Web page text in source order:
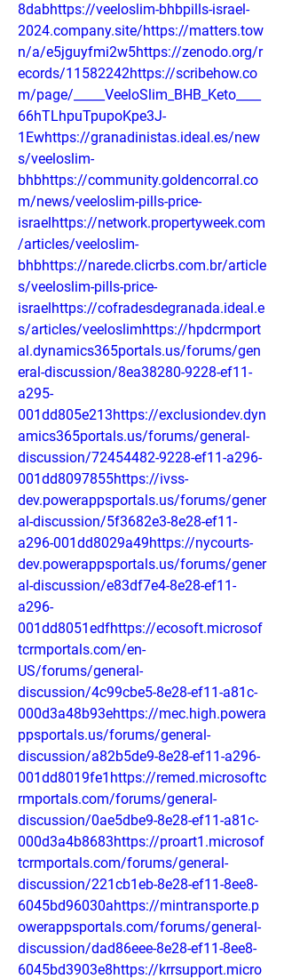
8dabhttps://veeloslim-bhbpills-israel-
2024.company.site/https://matters.tow
n/a/e5jguyfmi2w5https://zenodo.org/r
ecords/11582242https://scribehow.co
m/page/_____VeeloSlim_BHB_Keto____
66hTLhpuTpupoKpe3J-
1Ewhttps://granadinistas.ideal.es/new
s/veeloslim-
bhbhttps://community.goldencorral.co
m/news/veeloslim-pills-price-
israelhttps://network.propertyweek.com
/articles/veeloslim-
bhbhttps://narede.clicrbs.com.br/article
s/veeloslim-pills-price-
israelhttps://cofradesdegranada.ideal.e
s/articles/veeloslimhttps://hpdcrmport
al.dynamics365portals.us/forums/gen
eral-discussion/8ea38280-9228-ef11-
a295-
001dd805e213https://exclusiondev.dyn
amics365portals.us/forums/general-
discussion/72454482-9228-ef11-a296-
001dd8097855https://ivss-
dev.powerappsportals.us/forums/gener
al-discussion/5f3682e3-8e28-ef11-
a296-001dd8029a49https://nycourts-
dev.powerappsportals.us/forums/gener
al-discussion/e83df7e4-8e28-ef11-
a296-
001dd8051edfhttps://ecosoft.microsof
tcrmportals.com/en-
US/forums/general-
discussion/4c99cbe5-8e28-ef11-a81c-
000d3a48b93ehttps://mec.high.powera
ppsportals.us/forums/general-
discussion/a82b5de9-8e28-ef11-a296-
001dd8019fe1https://remed.microsoftc
rmportals.com/forums/general-
discussion/0ae5dbe9-8e28-ef11-a81c-
000d3a4b8683https://proart1.microsof
tcrmportals.com/forums/general-
discussion/221cb1eb-8e28-ef11-8ee8-
6045bd96030ahttps://mintransporte.p
owerappsportals.com/forums/general-
discussion/dad86eee-8e28-ef11-8ee8-
6045bd3903e8https://krrsupport.micro